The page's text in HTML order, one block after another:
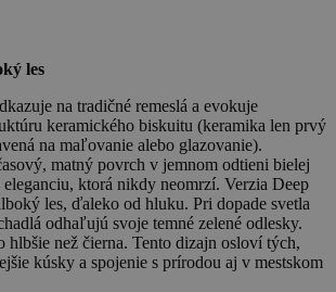
les
na tradičné remeslá a evokuje
keramického biskuitu (keramika len prvý
na maľovanie alebo glazovanie).
matný povrch v jemnom odtieni bielej
ktorá nikdy neomrzí. Verzia Deep
les, ďaleko od hluku. Pri dopade svetla
odhaľujú svoje temné zelené odlesky.
hlbšie než čierna. Tento dizajn osloví tých,
kúsky a spojenie s prírodou aj v mestskom